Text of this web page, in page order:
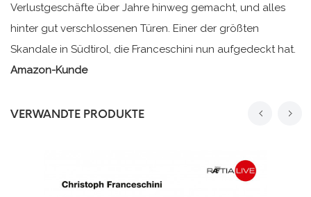
Verlustgeschäfte über Jahre hinweg gemacht, und alles
hinter gut verschlossenen Türen. Einer der größten
Skandale in Südtirol, die Franceschini nun aufgedeckt hat.
Amazon-Kunde
VERWANDTE PRODUKTE